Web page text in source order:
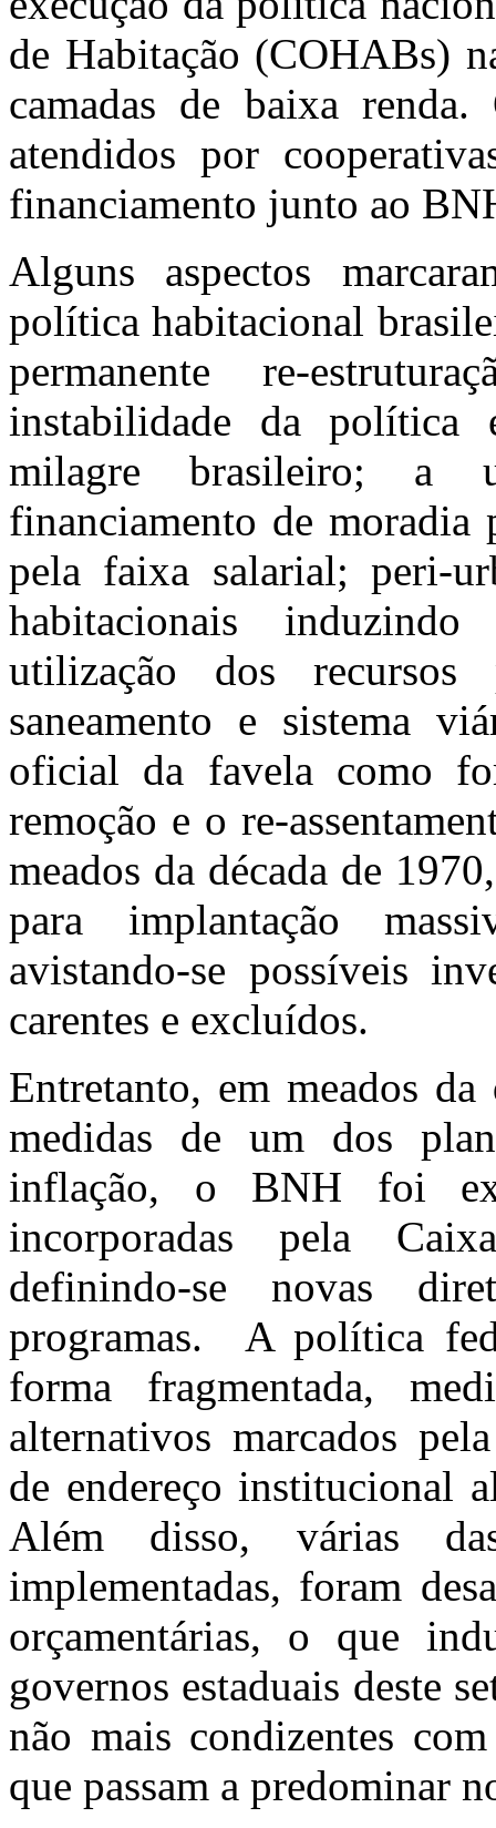
de Habitação (COHABs)
camadas de baixa renda.
atendidos por
financiamento junto ao
Alguns aspectos
política habitacional
permanente re-
instabilidade da política
milagre brasileiro; a
financiamento de moradia
pela faixa salarial; peri-
habitacionais
utilização dos recursos
saneamento e sistema
oficial da favela como
remoção e o re-
meados da década de
para implantação
avistando-se possíveis
carentes e excluídos.
Entretanto, em meados
medidas de um dos
inflação, o BNH foi
incorporadas pela
definindo-se novas
programas. A política
forma fragmentada,
alternativos marcados
de endereço institucional
Além disso, várias
implementadas, foram
orçamentárias, o que
governos estaduais deste
não mais condizentes
que passam a predominar